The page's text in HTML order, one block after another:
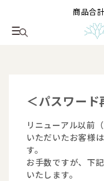
商品合
＜パスワード
リニューアル以前
いただいたお客様
す。
お手数ですが、下
いたします。